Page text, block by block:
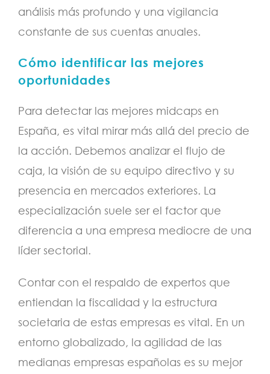
análisis más profundo y una vigilancia
constante de sus cuentas anuales.
Cómo identificar las mejores
oportunidades
Para detectar las mejores midcaps en
España, es vital mirar más allá del precio de
la acción. Debemos analizar el flujo de
caja, la visión de su equipo directivo y su
presencia en mercados exteriores. La
especialización suele ser el factor que
diferencia a una empresa mediocre de una
líder sectorial.
Contar con el respaldo de expertos que
entiendan la fiscalidad y la estructura
societaria de estas empresas es vital. En un
entorno globalizado, la agilidad de las
medianas empresas españolas es su mejor